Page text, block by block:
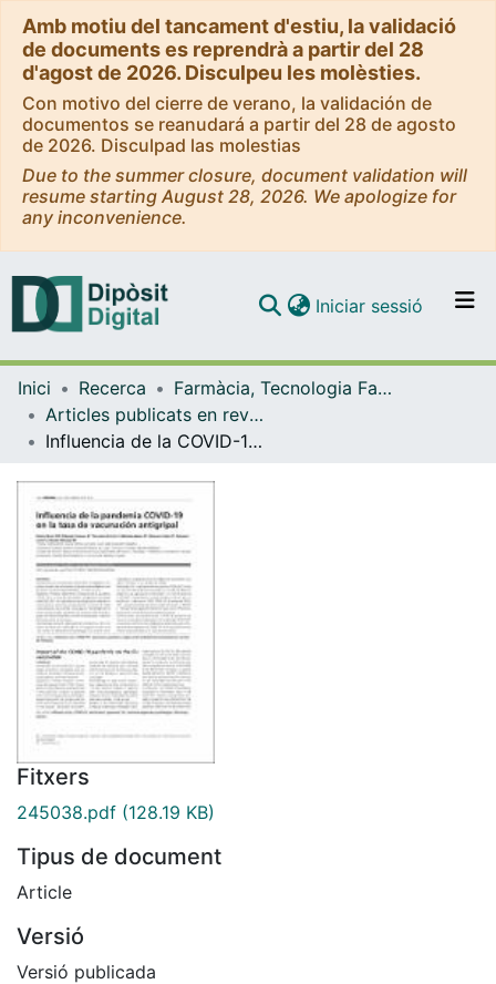
Amb motiu del tancament d'estiu, la validació
de documents es reprendrà a partir del 28
d'agost de 2026. Disculpeu les molèsties.
Con motivo del cierre de verano, la validación de
documentos se reanudará a partir del 28 de agosto
de 2026. Disculpad las molestias
Due to the summer closure, document validation will
resume starting August 28, 2026. We apologize for
any inconvenience.
Navega per tot el DD
Com publicar
Iniciar sessió (current)
Inici Recerca
Farmàcia, Tecnologia Farmacèutica i Fisicoquímica
Articles publicats en revistes (Farmàcia, Tecnologia Farmacèutica i Fisicoquímica)
Influencia de la COVID-19 en la tasa de vacunación antigripal
Fitxers
245038.pdf (128.19 KB)
Tipus de document
Article
Versió
Versió publicada